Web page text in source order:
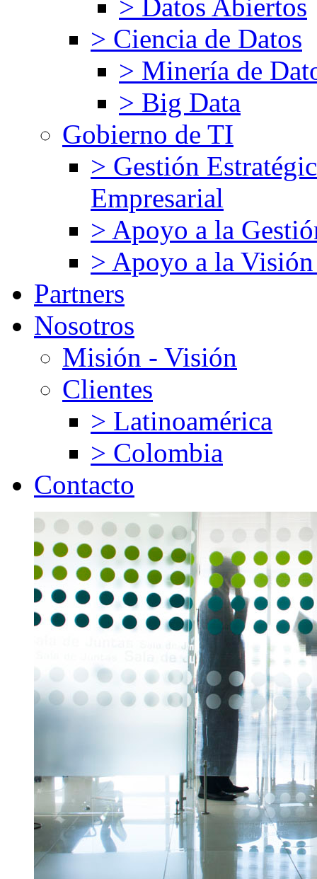
> Datos Abiertos
> Ciencia de Datos
> Minería de
> Big Data
Gobierno de TI
> Gestión
Empresarial
> Apoyo a la
> Apoyo a la
Partners
Nosotros
Misión - Visión
Clientes
> Latinoamérica
> Colombia
Contacto